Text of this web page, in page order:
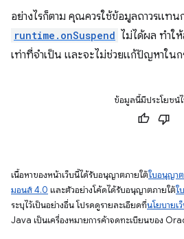
อย่างไรก็ตาม คุณควรใช้ข้อมูลถาวรแทน
runtime.onSuspend ไม่ได้ผล ทำใ
เท่าที่จำเป็น และจะไม่ช่วยแก้ปัญหาใน
ข้อมูลนี้มีประโยชน์
เนื้อหาของหน้าเว็บนี้ได้รับอนุญาตภายใต้ใบอนุญา
มอนส์ 4.0 และตัวอย่างโค้ดได้รับอนุญาตภายใต้ใ
ระบุไว้เป็นอย่างอื่น โปรดดูรายละเอียดที่นโยบาย
Java เป็นเครื่องหมายการค้าจดทะเบียนของ